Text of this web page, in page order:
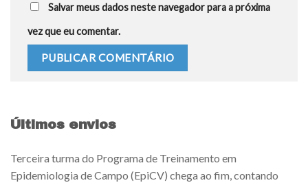
Salvar meus dados neste navegador para a próxima
vez que eu comentar.
Últimos envios
Terceira turma do Programa de Treinamento em
Epidemiologia de Campo (EpiCV) chega ao fim, contando